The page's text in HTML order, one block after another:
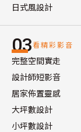
日式風設計
03看精彩影音
完整空間實走
設計師短影音
居家佈置靈感
大坪數設計
小坪數設計